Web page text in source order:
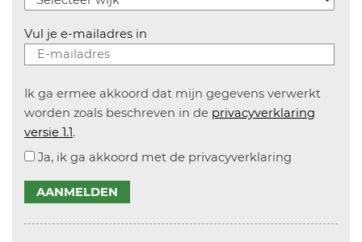
Vul je e-mailadres in
Ik ga ermee akkoord dat mijn gegevens verwerkt
worden zoals beschreven in de privacyverklaring
versie 1.1.
Ja, ik ga akkoord met de privacyverklaring
AANMELDEN